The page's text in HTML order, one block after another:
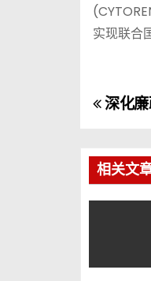
实现联合
文
导
航
深化廉
相关文